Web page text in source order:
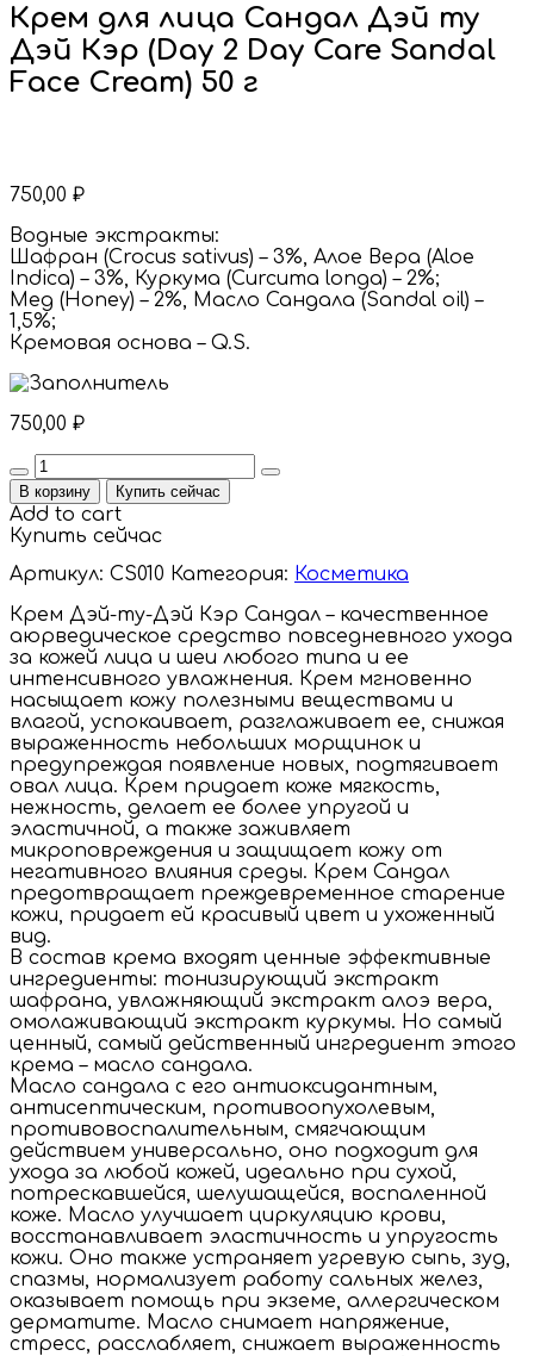
Крем для лица Сандал Дэй ту
Дэй Кэр (Day 2 Day Care Sandal
Face Cream) 50 г
750,00 ₽
Водные экстракты:
Шафран (Crocus sativus) – 3%, Алое Вера (Aloe
Indica) – 3%, Куркума (Curcuma longa) – 2%;
Мед (Honey) – 2%, Масло Сандала (Sandal oil) –
1,5%;
Кремовая основа – Q.S.
750,00 ₽
Quantity
В корзину Купить сейчас
Add to cart
Купить сейчас
Артикул: CS010 Категория: Косметика
Крем Дэй-ту-Дэй Кэр Сандал – качественное
аюрведическое средство повседневного ухода
за кожей лица и шеи любого типа и ее
интенсивного увлажнения. Крем мгновенно
насыщает кожу полезными веществами и
влагой, успокаивает, разглаживает ее, снижая
выраженность небольших морщинок и
предупреждая появление новых, подтягивает
овал лица. Крем придает коже мягкость,
нежность, делает ее более упругой и
эластичной, а также заживляет
микроповреждения и защищает кожу от
негативного влияния среды. Крем Сандал
предотвращает преждевременное старение
кожи, придает ей красивый цвет и ухоженный
вид.
В состав крема входят ценные эффективные
ингредиенты: тонизирующий экстракт
шафрана, увлажняющий экстракт алоэ вера,
омолаживающий экстракт куркумы. Но самый
ценный, самый действенный ингредиент этого
крема – масло сандала.
Масло сандала с его антиоксидантным,
антисептическим, противоопухолевым,
противовоспалительным, смягчающим
действием универсально, оно подходит для
ухода за любой кожей, идеально при сухой,
потрескавшейся, шелушащейся, воспаленной
коже. Масло улучшает циркуляцию крови,
восстанавливает эластичность и упругость
кожи. Оно также устраняет угревую сыпь, зуд,
спазмы, нормализует работу сальных желез,
оказывает помощь при экземе, аллергическом
дерматите. Масло снимает напряжение,
стресс, расслабляет, снижает выраженность